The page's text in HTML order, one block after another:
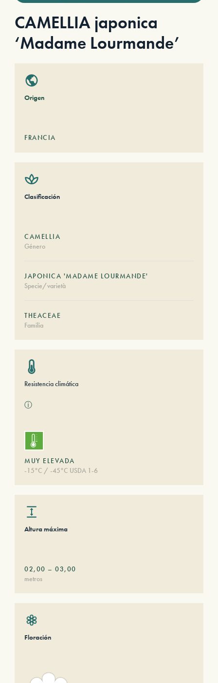
CAMELLIA japonica
‘Madame Lourmande’
Origen
FRANCIA
Clasificación
CAMELLIA
Género
JAPONICA 'MADAME LOURMANDE'
Specie/varietà
THEACEAE
Familia
Resistencia climática
ⓘ
MUY ELEVADA
-15°C / -45°C USDA 1-6
Altura máxima
02,00 – 03,00
metros
Floración